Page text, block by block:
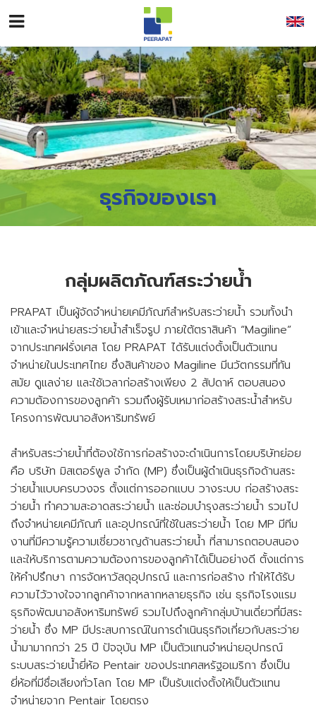
หน้าหลัก
เกี่ยวกับเรา
ธุรกิจของเรา
กลุ่มผลิตภัณฑ์ ครัว กลุ่มผลิตภัณฑ์ บิวดิ้งแคร์
กลุ่มผลิตภัณฑ์ครัวเรือน กลุ่มผลิตภัณฑ์สระว่ายน้ำ
ผลิตภัณฑ์เครื่องทำน้ำร้อน
ประหยัดพลังงาน
กลุ่มงานบริการ
Thaisteward
นักลงทุนสัมพันธ์
ข้อมูลผู้ถือหุ้น
แบบ 56-1
ประชุมผู้ถือหุ้น
รายงานทางการเงิน
หนังสือชี้ชวน
กำกับดูแลกิจการ
หลักจริยธรรม
ข้อบังคับ
นโยบายต่างๆ
หนังสือบริคณห์สนธิ
ข่าวแจ้ง SET
ข้อมูลหลักทรัพย์ของบริษัท
ติดต่อนักลงทุนสัมพันธ์
ความยั่งยืน
ข่าวสาร อีเว้นท์
ช่องทางการจัดจำหน่าย แผนที่
ร้องเรียน
ธุรกิจของเรา
กลุ่มผลิตภัณฑ์สระว่ายน้ำ
PRAPAT เป็นผู้จัดจำหน่ายเคมีภัณฑ์สำหรับสระว่ายน้ำ รวมทั้งนำ
เข้าและจำหน่ายสระว่ายน้ำสำเร็จรูป ภายใต้ตราสินค้า “Magiline”
จากประเทศฝรั่งเศส โดย PRAPAT ได้รับแต่งตั้งเป็นตัวแทน
จำหน่ายในประเทศไทย ซึ่งสินค้าของ Magiline มีนวัตกรรมที่ทัน
สมัย ดูแลง่าย และใช้เวลาก่อสร้างเพียง 2 สัปดาห์ ตอบสนอง
ความต้องการของลูกค้า รวมถึงผู้รับเหมาก่อสร้างสระน้ำสำหรับ
โครงการพัฒนาอสังหาริมทรัพย์
สำหรับสระว่ายน้ำที่ต้องใช้การก่อสร้างจะดำเนินการโดยบริษัทย่อย
คือ บริษัท มิสเตอร์พูล จำกัด (MP) ซึ่งเป็นผู้ดำเนินธุรกิจด้านสระ
ว่ายน้ำแบบครบวงจร ตั้งแต่การออกแบบ วางระบบ ก่อสร้างสระ
ว่ายน้ำ ทำความสะอาดสระว่ายน้ำ และซ่อมบำรุงสระว่ายน้ำ รวมไป
ถึงจำหน่ายเคมีภัณฑ์ และอุปกรณ์ที่ใช้ในสระว่ายน้ำ โดย MP มีทีม
งานที่มีความรู้ความเชี่ยวชาญด้านสระว่ายน้ำ ที่สามารถตอบสนอง
และให้บริการตามความต้องการของลูกค้าได้เป็นอย่างดี ตั้งแต่การ
ให้คำปรึกษา การจัดหาวัสดุอุปกรณ์ และการก่อสร้าง ทำให้ได้รับ
ความไว้วางใจจากลูกค้าจากหลากหลายธุรกิจ เช่น ธุรกิจโรงแรม
ธุรกิจพัฒนาอสังหาริมทรัพย์ รวมไปถึงลูกค้ากลุ่มบ้านเดี่ยวที่มีสระ
ว่ายน้ำ ซึ่ง MP มีประสบการณ์ในการดำเนินธุรกิจเกี่ยวกับสระว่าย
น้ำมามากกว่า 25 ปี ปัจจุบัน MP เป็นตัวแทนจำหน่ายอุปกรณ์
ระบบสระว่ายน้ำยี่ห้อ Pentair ของประเทศสหรัฐอเมริกา ซึ่งเป็น
ยี่ห้อที่มีชื่อเสียงทั่วโลก โดย MP เป็นรับแต่งตั้งให้เป็นตัวแทน
จำหน่ายจาก Pentair โดยตรง